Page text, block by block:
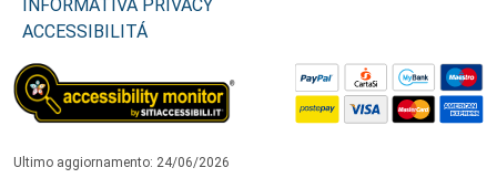
INFORMATIVA PRIVACY
ACCESSIBILITÁ
Ultimo aggiornamento: 24/06/2026